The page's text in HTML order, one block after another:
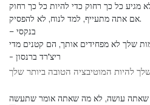
אם אתה מתעייף, למד לנוח, לא להפסיק.
– בנקסי
- ריצ'רד ברנסון